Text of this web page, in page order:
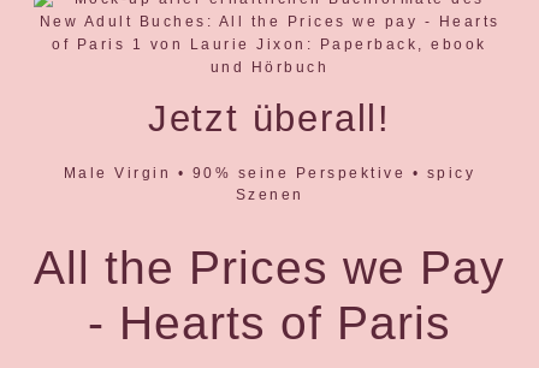
Jetzt überall!
Male Virgin • 90% seine Perspektive • spicy
Szenen
All the Prices we Pay
- Hearts of Paris